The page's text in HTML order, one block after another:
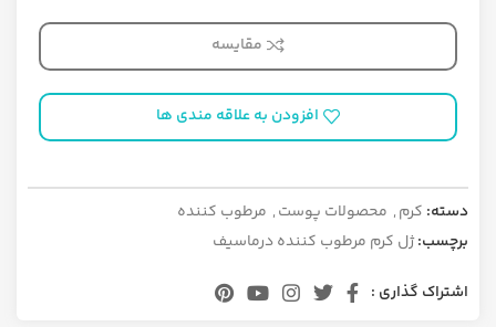
مقایسه
افزودن به علاقه مندی ها
دسته: کرم, محصولات پوست, مرطوب کننده
برچسب:ژل کرم مرطوب کننده درماسیف
اشتراک گذاری :